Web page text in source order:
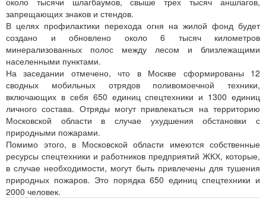
запрещающих знаков и стендов.
В целях профилактики перехода огня на жилой фонд будет
создано и обновлено около 6 тысяч километров
минерализованных полос между лесом и близлежащими
населенными пунктами.
На заседании отмечено, что в Москве сформированы 12
сводных мобильных отрядов поливомоечной техники,
включающих в себя 650 единиц спецтехники и 1300 единиц
личного состава. Отряды могут привлекаться на территорию
Московской области в случае ухудшения обстановки с
природными пожарами.
Помимо этого, в Московской области имеются собственные
ресурсы спецтехники и работников предприятий ЖКХ, которые,
в случае необходимости, могут быть привлечены для тушения
природных пожаров. Это порядка 650 единиц спецтехники и
2000 человек.